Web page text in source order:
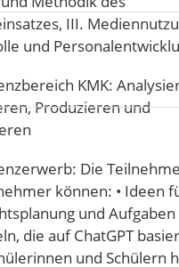
, III.
und
KMK:
,Produzieren und
Die
können: • Ideen
und Aufgaben
die auf ChatGPT
und Schülern